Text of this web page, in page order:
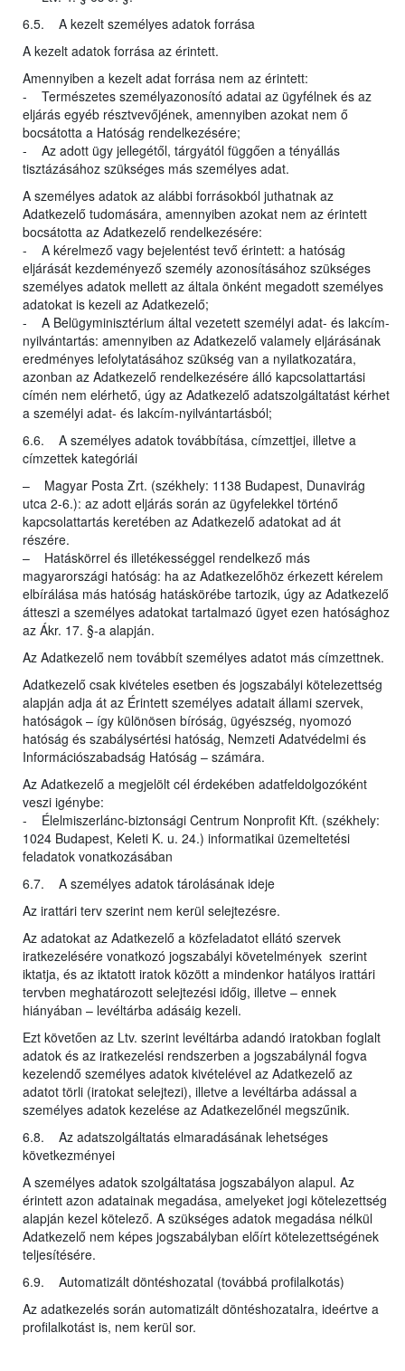
6.5. A kezelt személyes adatok forrása
A kezelt adatok forrása az érintett.
Amennyiben a kezelt adat forrása nem az érintett:
- Természetes személyazonosító adatai az ügyfélnek és az
eljárás egyéb résztvevőjének, amennyiben azokat nem ő
bocsátotta a Hatóság rendelkezésére;
- Az adott ügy jellegétől, tárgyától függően a tényállás
tisztázásához szükséges más személyes adat.
A személyes adatok az alábbi forrásokból juthatnak az
Adatkezelő tudomására, amennyiben azokat nem az érintett
bocsátotta az Adatkezelő rendelkezésére:
- A kérelmező vagy bejelentést tevő érintett: a hatóság
eljárását kezdeményező személy azonosításához szükséges
személyes adatok mellett az általa önként megadott személyes
adatokat is kezeli az Adatkezelő;
- A Belügyminisztérium által vezetett személyi adat- és lakcím-
nyilvántartás: amennyiben az Adatkezelő valamely eljárásának
eredményes lefolytatásához szükség van a nyilatkozatára,
azonban az Adatkezelő rendelkezésére álló kapcsolattartási
címén nem elérhető, úgy az Adatkezelő adatszolgáltatást kérhet
a személyi adat- és lakcím-nyilvántartásból;
6.6. A személyes adatok továbbítása, címzettjei, illetve a
címzettek kategóriái
– Magyar Posta Zrt. (székhely: 1138 Budapest, Dunavirág
utca 2-6.): az adott eljárás során az ügyfelekkel történő
kapcsolattartás keretében az Adatkezelő adatokat ad át
részére.
– Hatáskörrel és illetékességgel rendelkező más
magyarországi hatóság: ha az Adatkezelőhöz érkezett kérelem
elbírálása más hatóság hatáskörébe tartozik, úgy az Adatkezelő
átteszi a személyes adatokat tartalmazó ügyet ezen hatósághoz
az Ákr. 17. §-a alapján.
Az Adatkezelő nem továbbít személyes adatot más címzettnek.
Adatkezelő csak kivételes esetben és jogszabályi kötelezettség
alapján adja át az Érintett személyes adatait állami szervek,
hatóságok – így különösen bíróság, ügyészség, nyomozó
hatóság és szabálysértési hatóság, Nemzeti Adatvédelmi és
Információszabadság Hatóság – számára.
Az Adatkezelő a megjelölt cél érdekében adatfeldolgozóként
veszi igénybe:
- Élelmiszerlánc-biztonsági Centrum Nonprofit Kft. (székhely:
1024 Budapest, Keleti K. u. 24.) informatikai üzemeltetési
feladatok vonatkozásában
6.7. A személyes adatok tárolásának ideje
Az irattári terv szerint nem kerül selejtezésre.
Az adatokat az Adatkezelő a közfeladatot ellátó szervek
iratkezelésére vonatkozó jogszabályi követelmények szerint
iktatja, és az iktatott iratok között a mindenkor hatályos irattári
tervben meghatározott selejtezési időig, illetve – ennek
hiányában – levéltárba adásáig kezeli.
Ezt követően az Ltv. szerint levéltárba adandó iratokban foglalt
adatok és az iratkezelési rendszerben a jogszabálynál fogva
kezelendő személyes adatok kivételével az Adatkezelő az
adatot törli (iratokat selejtezi), illetve a levéltárba adással a
személyes adatok kezelése az Adatkezelőnél megszűnik.
6.8. Az adatszolgáltatás elmaradásának lehetséges
következményei
A személyes adatok szolgáltatása jogszabályon alapul. Az
érintett azon adatainak megadása, amelyeket jogi kötelezettség
alapján kezel kötelező. A szükséges adatok megadása nélkül
Adatkezelő nem képes jogszabályban előírt kötelezettségének
teljesítésére.
6.9. Automatizált döntéshozatal (továbbá profilalkotás)
Az adatkezelés során automatizált döntéshozatalra, ideértve a
profilalkotást is, nem kerül sor.